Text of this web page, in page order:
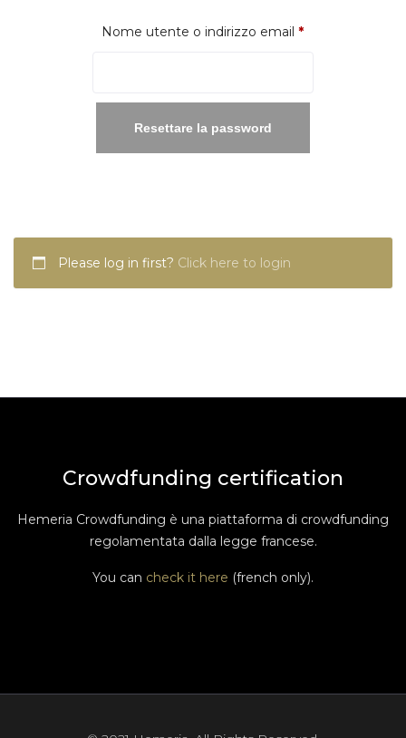
Nome utente o indirizzo email *Richiesto
Resettare la password
Please log in first? Click here to login
Crowdfunding certification
Hemeria Crowdfunding è una piattaforma di crowdfunding
regolamentata dalla legge francese.
You can check it here (french only).